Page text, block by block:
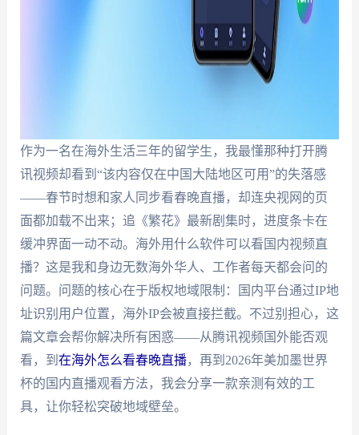
作为一名在海外生活三年的留学生，我最懂那种打开腾
讯视频却看到“该内容仅在中国大陆地区可用”的失落感
——春节时想和家人同步看春晚直播，却连央视网的页
面都加载不出来；追《繁花》最新剧集时，进度条卡在
缓冲界面一动不动。海外用什么软件可以看国内视频直
播？这是我和身边无数海外华人、工作者每天都会问的
问题。问题的核心在于版权地域限制：国内平台通过IP地
址识别用户位置，海外IP会被直接拦截。不过别担心，这
篇文章会帮你解决所有困惑——从腾讯视频国外能否观
看，到 在海外怎么看春晚直播，再到2026年美加墨世界
杯的国内直播观看方法，我会分享一款亲测有效的工
具，让你轻松突破地域壁垒。